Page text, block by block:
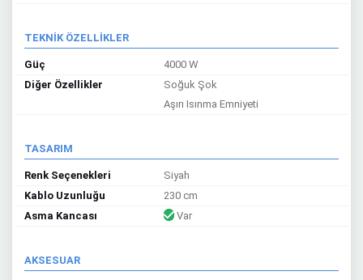
TEKNİK ÖZELLİKLER
Güç
4000 W
Diğer Özellikler
Soğuk Şok
Aşırı Isınma Emniyeti
TASARIM
Renk Seçenekleri
Siyah
Kablo Uzunluğu
230 cm
Asma Kancası
Var
AKSESUAR